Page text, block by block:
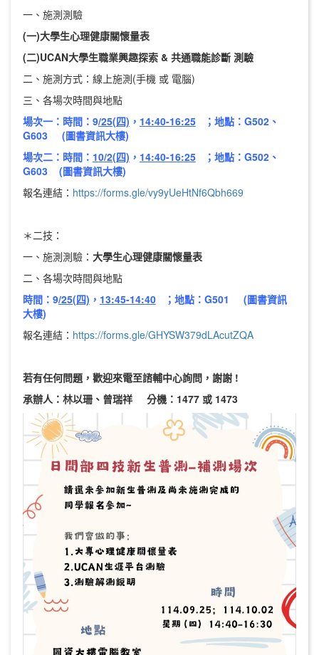
一、施測測驗
(一)大學生心理健康關懷量表
(二)UCAN大學生職業興趣探索 & 共通職能診斷 測驗
二、施測方式：線上施測(手機 或 電腦)
三、各場次時間與地點
場次一： 時間：9/25(四) ， 14:40-16:25；地點：G502、
G603 (圖書資訊大樓)
場次二：時間： 10/2(四) ， 14:40-16:25；地點：G502、
G603 (圖書資訊大樓)
報名連結： https://forms.gle/vy9yUeHtNf6Qbh669
＊二技：
一、施測測驗： 大學生心理健康關懷量表
二、各場次時間與地點
時間：9/25(四) ， 13:45-14:40；地點：G501 (圖書資訊
大樓)
報名連結： https://forms.gle/GHYSW379dLAcutZQA
若有任何問題，歡迎來電至諮輔中心詢問，謝謝 !
承辦人：林以珊、曾瑞祥 分機：1477 或 1473